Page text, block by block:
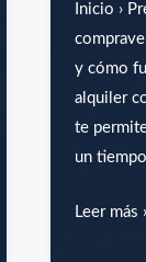
Inicio ›
y cómo
alquiler
te
un
Alquiler
Leer más